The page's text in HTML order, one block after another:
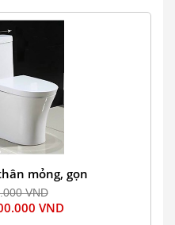
mỏng, gọn
VND
VND